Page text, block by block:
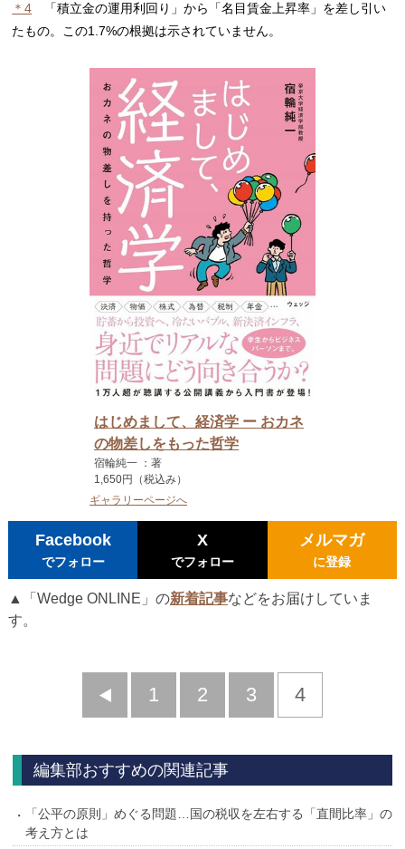
＊4 「積立金の運用利回り」から「名目賃金上昇率」を差し引い
たもの。この1.7%の根拠は示されていません。
はじめまして、経済学 ー おカネ
の物差しをもった哲学
宿輪純一 ：著
1,650円（税込み）
ギャラリーページへ
Facebook
でフォロー
X
でフォロー
メルマガ
に登録
▲「Wedge ONLINE」の新着記事などをお届けしていま
す。
前
1 2 3 4
編集部おすすめの関連記事
「公平の原則」めぐる問題…国の税収を左右する「直間比率」の
考え方とは